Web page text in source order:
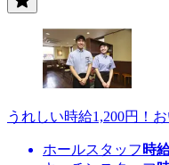
うれしい時給1,200円！
ホールスタッフ 時